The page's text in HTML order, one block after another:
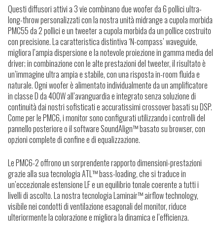
Questi diffusori attivi a 3 vie combinano due woofer da 6 pollici ultra-
long-throw personalizzati con la nostra unità midrange a cupola morbida
PMC55 da 2 pollici e un tweeter a cupola morbida da un pollice costruito
con precisione. La caratteristica distintiva ‘N-compass’ waveguide,
migliora l’ampia dispersione e la notevole proiezione in gamma media del
driver; in combinazione con le alte prestazioni del tweeter, il risultato è
un’immagine ultra ampia e stabile, con una risposta in-room fluida e
naturale. Ogni woofer è alimentato individualmente da un amplificatore
in classe D da 400W all’avanguardia e integrato senza soluzione di
continuità dai nostri sofisticati e accuratissimi crossover basati su DSP.
Come per le PMC6, i monitor sono configurati utilizzando i controlli del
pannello posteriore o il software SoundAlign™ basato su browser, con
opzioni complete di confine e di equalizzazione.
Le PMC6-2 offrono un sorprendente rapporto dimensioni-prestazioni
grazie alla sua tecnologia ATL™ bass-loading, che si traduce in
un’eccezionale estensione LF e un equilibrio tonale coerente a tutti i
livelli di ascolto. La nostra tecnologia Laminair™ airflow technology,
visibile nei condotti di ventilazione esagonali del monitor, riduce
ulteriormente la colorazione e migliora la dinamica e l’efficienza.